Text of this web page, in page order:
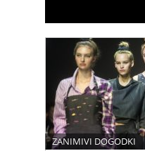
ZANIMIVI DOGODKI